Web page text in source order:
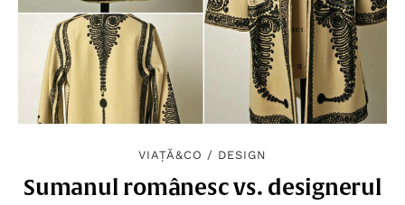
VIAȚĂ&CO / DESIGN
Sumanul românesc vs. designerul